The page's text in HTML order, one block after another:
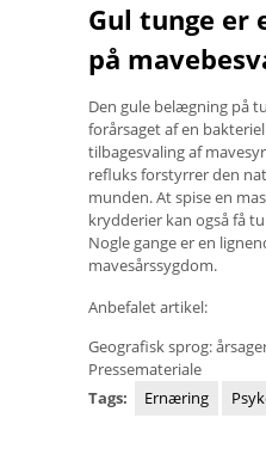
Gul tunge er
på
Den gule belægning på
forårsaget af en
tilbagesvaling af
refluks forstyrrer den
munden. At spise en
krydderier kan også få
Nogle gange er en
mavesårssygdom.
Anbefalet artikel:
Geografisk sprog:
Pressemateriale
Tags:
Ernæring